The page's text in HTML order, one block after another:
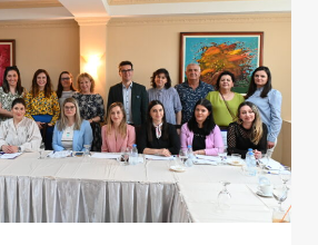
ПРИСТОЈНА
РАБОТА
РОДОВИ
ПОЛИТИКИ
ПРЕКУ
РАЗМЕНА
ИСКУСТВА’’
ВО